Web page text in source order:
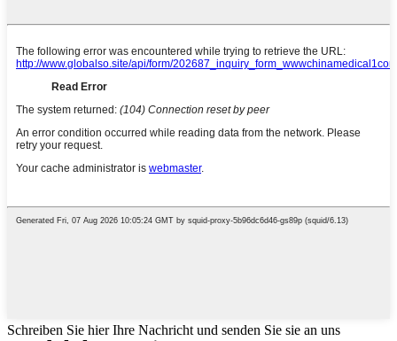
Schreiben Sie hier Ihre Nachricht und senden Sie sie an uns